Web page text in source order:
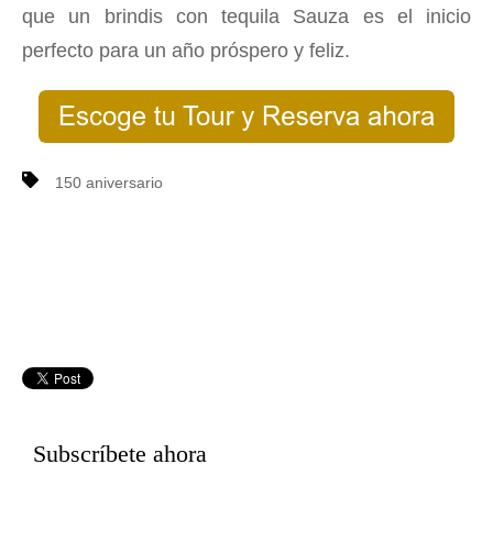
que un brindis con tequila Sauza es el inicio
perfecto para un año próspero y feliz.
150 aniversario
Subscríbete ahora